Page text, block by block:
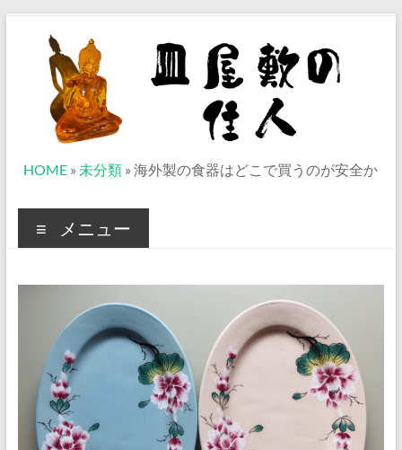
皿
屋
敷
の
人
HOME » 未分類 » 海外製の食器はどこで買うのが安全か
メニュー